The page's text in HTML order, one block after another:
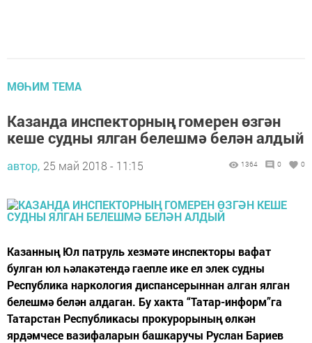
МӨҺИМ ТЕМА
Казанда инспекторның гомерен өзгән
кеше судны ялган белешмә белән алдый
автор, 25 май 2018 - 11:15 1364 0 0
Казанның Юл патруль хезмәте инспекторы вафат
булган юл һәлакәтендә гаепле ике ел элек судны
Республика наркология диспансерыннан алган ялган
белешмә белән алдаган. Бу хакта “Татар-информ”га
Татарстан Республикасы прокурорының өлкән
ярдәмчесе вазифаларын башкаручы Руслан Бариев